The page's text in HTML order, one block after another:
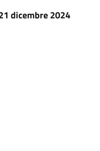
dicembre 2024